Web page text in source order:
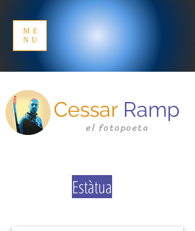
ME
NU
Cessar Ramp
el fotopoeta
Estàtua